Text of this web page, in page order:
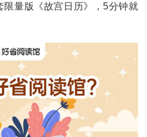
限量版《故宫日历》，5分钟就